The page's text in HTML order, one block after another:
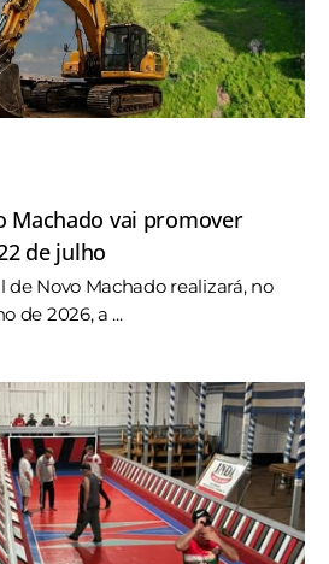
Machado vai promover
de julho
Novo Machado realizará, no
de 2026, a ...